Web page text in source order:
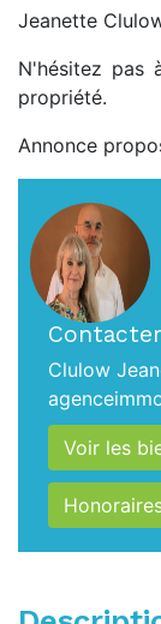
Jeanette
N'hésitez pas
propriété.
Annonce
Contacter
Clulow
Voir les